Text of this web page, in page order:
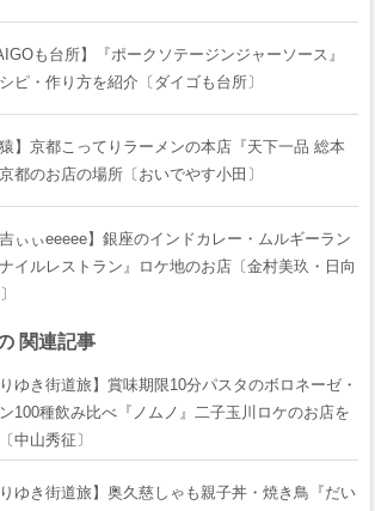
も台所】『ポークソテージンジャーソース』
ピ・作り方を紹介〔ダイゴも台所〕
猿】京都こってりラーメンの本店『天下一品 総本
都のお店の場所〔おいでやす小田〕
吉ぃぃeeeee】銀座のインドカレー・ムルギーラン
イルレストラン』ロケ地のお店〔金村美玖・日向
関連記事
りゆき街道旅】賞味期限10分パスタのボロネーゼ・
100種飲み比べ『ノムノ』二子玉川ロケのお店を
中山秀征〕
りゆき街道旅】奥久慈しゃも親子丼・焼き鳥『だい